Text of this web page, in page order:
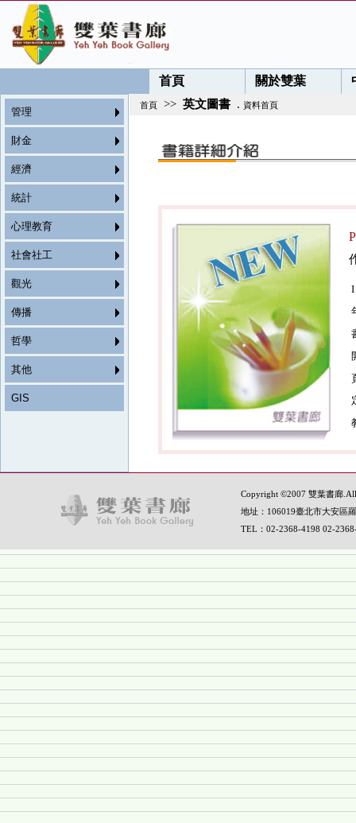
首頁 關於雙葉
管理
財金
經濟
統計
心理教育
社會社工
觀光
傳播
哲學
其他
GIS
首頁 >> 英文圖書 . 資料首頁
Copyright ©2007 雙葉書廊.All
地址：106019臺北市大安區
TEL：02-2368-4198 02-